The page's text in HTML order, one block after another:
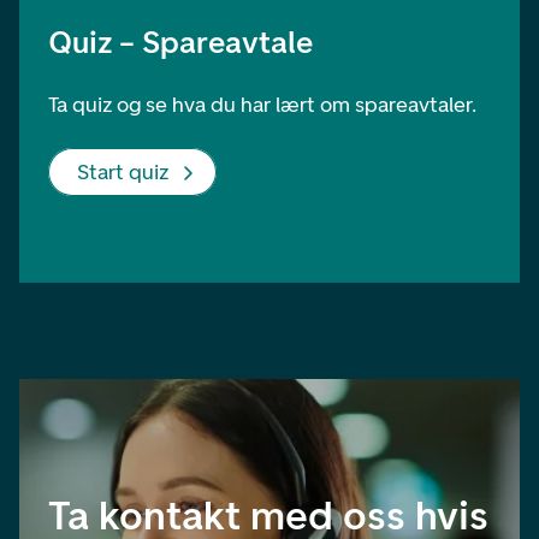
Quiz – Spareavtale
Ta quiz og se hva du har lært om spareavtaler.
Start quiz
Ta kontakt med oss hvis